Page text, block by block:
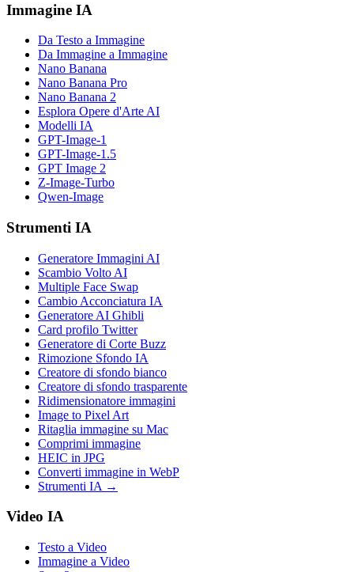
Immagine IA
Da Testo a Immagine
Da Immagine a Immagine
Nano Banana
Nano Banana Pro
Nano Banana 2
Esplora Opere d'Arte AI
Modelli IA
GPT-Image-1
GPT-Image-1.5
GPT Image 2
Z-Image-Turbo
Qwen-Image
Strumenti IA
Generatore Immagini AI
Scambio Volto AI
Multiple Face Swap
Cambio Acconciatura IA
Generatore AI Ghibli
Card profilo Twitter
Generatore di Corte Buzz
Rimozione Sfondo IA
Creatore di sfondo bianco
Creatore di sfondo trasparente
Ridimensionatore immagini
Image to Pixel Art
Ritaglia immagine su Mac
Comprimi immagine
HEIC in JPG
Converti immagine in WebP
Strumenti IA →
Video IA
Testo a Video
Immagine a Video